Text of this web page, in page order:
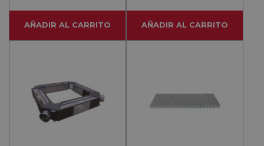
AÑADIR AL CARRITO AÑADIR AL CARRITO